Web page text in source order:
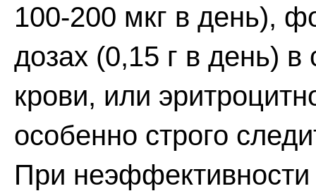
100-200 мкг в день),
дозах (0,15 г в день)
крови, или
особенно строго
При неэффективности